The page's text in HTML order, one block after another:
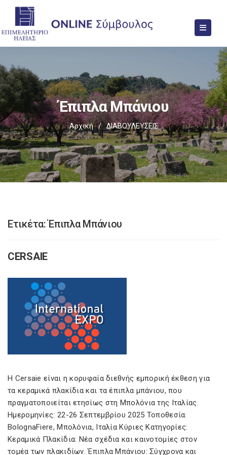
Έπιπλα Μπάνιου
Αρχική / ΔΙΑΒΟΥΛΕΥΣΕΙΣ
Ετικέτα:Έπιπλα Μπάνιου
CERSAIE
Η Cersaie είναι η κορυφαία διεθνής εμπορική έκθεση για
τα κεραμικά πλακίδια και τα έπιπλα μπάνιου, που
πραγματοποιείται ετησίως στη Μπολόνια της Ιταλίας.
Ημερομηνίες: 22-26 Σεπτεμβρίου 2025 Τοποθεσία:
BolognaFiere, Μπολόνια, Ιταλία Κύριες Κατηγορίες:
Κεραμικά Πλακίδια: Νέα σχέδια και καινοτομίες στον
τομέα των πλακιδίων. Έπιπλα Μπάνιου: Σύγχρονα και